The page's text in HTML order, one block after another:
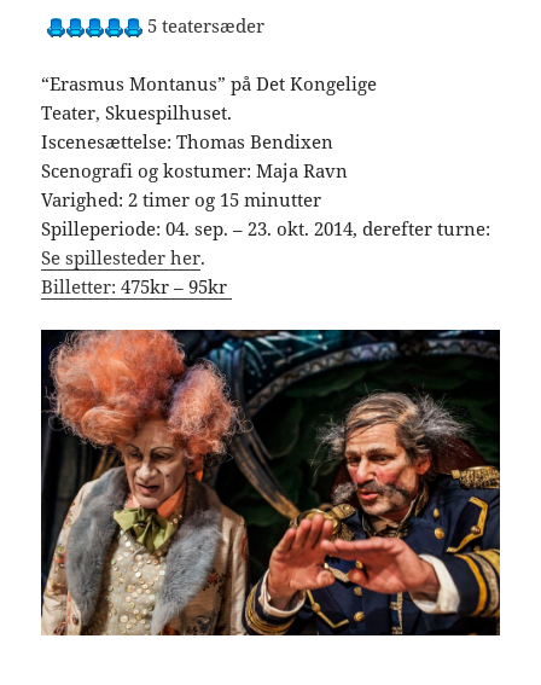
5 teatersæder
“Erasmus Montanus” på Det Kongelige
Teater,Skuespilhuset.
Iscenesættelse: Thomas Bendixen
Scenografi og kostumer: Maja Ravn
Varighed: 2 timer og 15 minutter
Spilleperiode: 04. sep. – 23. okt. 2014, derefter turne:
Se spillesteder her.
Billetter:475kr – 95kr